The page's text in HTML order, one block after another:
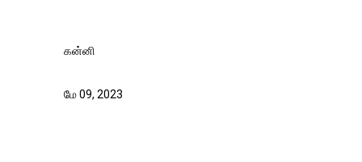
கன்னி
மே 09, 2023